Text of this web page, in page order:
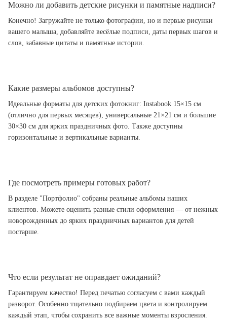
Можно ли добавить детские рисунки и памятные надписи?
Конечно! Загружайте не только фотографии, но и первые рисунки
вашего малыша, добавляйте весёлые подписи, даты первых шагов и
слов, забавные цитаты и памятные истории.
Какие размеры альбомов доступны?
Идеальные форматы для детских фотокниг: Instabook 15×15 см
(отлично для первых месяцев), универсальные 21×21 см и большие
30×30 см для ярких праздничных фото. Также доступны
горизонтальные и вертикальные варианты.
Где посмотреть примеры готовых работ?
В разделе "Портфолио" собраны реальные альбомы наших
клиентов. Можете оценить разные стили оформления — от нежных
новорожденных до ярких праздничных вариантов для детей
постарше.
Что если результат не оправдает ожиданий?
Гарантируем качество! Перед печатью согласуем с вами каждый
разворот. Особенно тщательно подбираем цвета и контролируем
каждый этап, чтобы сохранить все важные моменты взросления.